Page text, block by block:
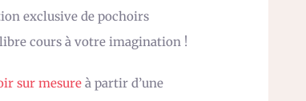
exclusive de pochoirs
cours à votre imagination !
sur mesure à partir d’une